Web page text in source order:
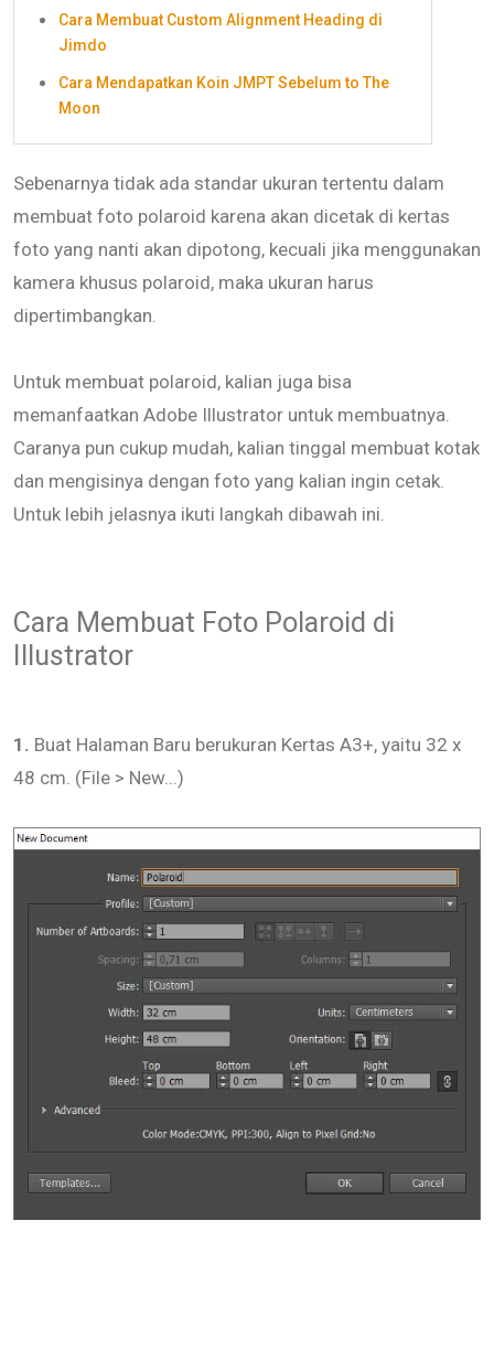
Cara Membuat Custom Alignment Heading di
Jimdo
Cara Mendapatkan Koin JMPT Sebelum to The
Moon
Sebenarnya tidak ada standar ukuran tertentu dalam
membuat foto polaroid karena akan dicetak di kertas
foto yang nanti akan dipotong, kecuali jika menggunakan
kamera khusus polaroid, maka ukuran harus
dipertimbangkan.
Untuk membuat polaroid, kalian juga bisa
memanfaatkan Adobe Illustrator untuk membuatnya.
Caranya pun cukup mudah, kalian tinggal membuat kotak
dan mengisinya dengan foto yang kalian ingin cetak.
Untuk lebih jelasnya ikuti langkah dibawah ini.
Cara Membuat Foto Polaroid di
Illustrator
1. Buat Halaman Baru berukuran Kertas A3+, yaitu 32 x
48 cm. (File > New...)